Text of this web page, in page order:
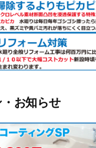
お知らせ